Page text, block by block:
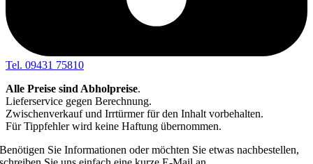
Tel. 09431 75810
Alle Preise sind Abholpreise.
Lieferservice gegen Berechnung.
Zwischenverkauf und Irrtürmer für den Inhalt vorbehalten.
Für Tippfehler wird keine Haftung übernommen.
Benötigen Sie Informationen oder möchten Sie etwas nachbestellen,